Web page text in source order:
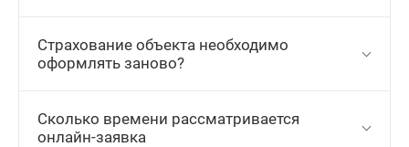
Страхование объекта необходимо
оформлять заново?
Сколько времени рассматривается
онлайн-заявка